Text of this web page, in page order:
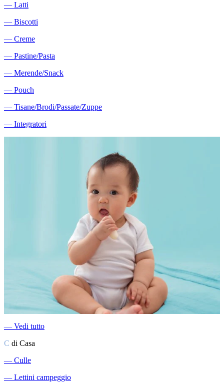
― Latti
― Biscotti
― Creme
― Pastine/Pasta
― Merende/Snack
― Pouch
― Tisane/Brodi/Passate/Zuppe
― Integratori
― Vedi tutto
C di Casa
― Culle
― Lettini campeggio